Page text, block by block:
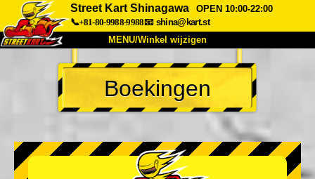
Street Kart Shinagawa
OPEN 10:00-22:00
📞+81-80-9988-9988📧 shina@kart.st
MENU/Winkel wijzigen
TOP
Over Specificaties Prijzen
Bedrijf Boekingen
Winkel wijzigen
Boekingen